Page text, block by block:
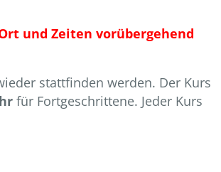
und Zeiten vorübergehend
stattfinden werden. Der Kurs
für Fortgeschrittene. Jeder Kurs